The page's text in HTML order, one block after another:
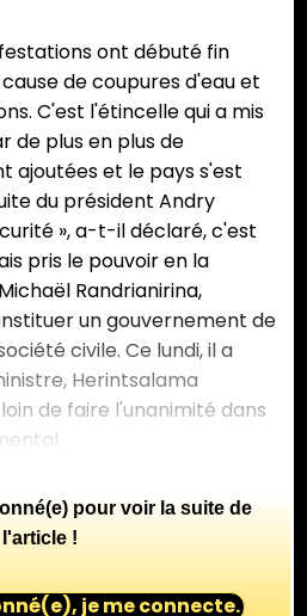
ont débuté fin
de coupures d'eau et
C'est l'étincelle qui a mis
de plus en plus de
ajoutées et le pays s'est
du président Andry
», a-t-il déclaré, c'est
pris le pouvoir en la
Randrianirina,
un gouvernement de
civile. Ce lundi, il a
Herintsalama
de faire l'unanimité dans
pour voir la suite de
l'article !
je me connecte.